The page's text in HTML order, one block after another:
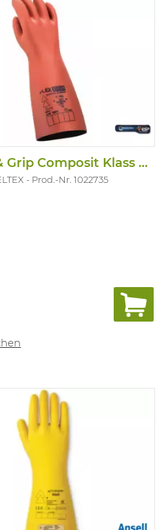
HS Flex & Grip Composit Klass 2, 17000V
Prod.-Nr. 1022735